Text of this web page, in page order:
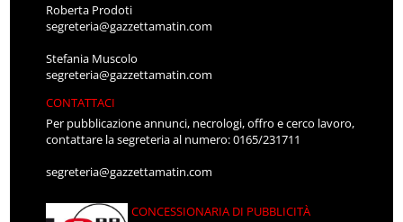
Roberta Prodoti
segreteria@gazzettamatin.com
Stefania Muscolo
segreteria@gazzettamatin.com
CONTATTACI
Per pubblicazione annunci, necrologi, offro e cerco lavoro,
contattare la segreteria al numero: 0165/231711
segreteria@gazzettamatin.com
CONCESSIONARIA DI PUBBLICITÀ